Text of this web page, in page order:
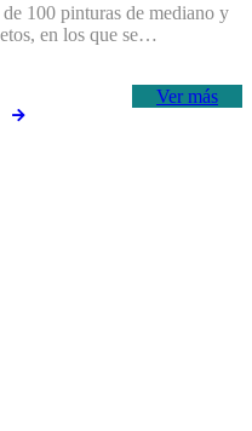
100 pinturas de mediano y
en los que se…
Ver más